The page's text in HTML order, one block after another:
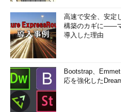
高速で安全、安定
構築のカギに――
導入した理由
Bootstrap、
応を強化した